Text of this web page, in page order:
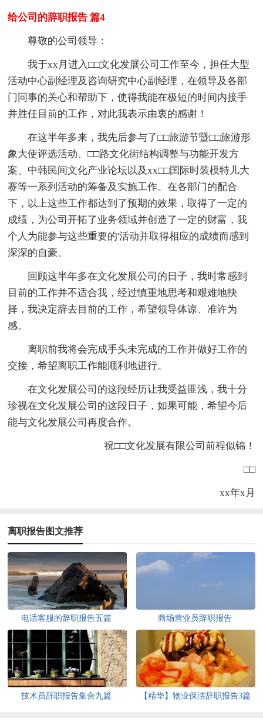
给公司的辞职报告 篇4
尊敬的公司领导：
我于xx月进入□□文化发展公司工作至今，担任大型
活动中心副经理及咨询研究中心副经理，在领导及各部
门同事的关心和帮助下，使得我能在极短的时间内接手
并胜任目前的工作，对此我表示由衷的感谢！
在这半年多来，我先后参与了□□旅游节暨□□旅游形
象大使评选活动、□□路文化街结构调整与功能开发方
案、中韩民间文化产业论坛以及xx□□国际时装模特儿大
赛等一系列活动的筹备及实施工作。在各部门的配合
下，以上这些工作都达到了预期的效果，取得了一定的
成绩，为公司开拓了业务领域并创造了一定的财富，我
个人为能参与这些重要的'活动并取得相应的成绩而感到
深深的自豪。
回顾这半年多在文化发展公司的日子，我时常感到
目前的工作并不适合我，经过慎重地思考和艰难地抉
择，我决定辞去目前的工作，希望领导体谅、准许为
感。
离职前我将会完成手头未完成的工作并做好工作的
交接，希望离职工作能顺利地进行。
在文化发展公司的这段经历让我受益匪浅，我十分
珍视在文化发展公司的这段日子，如果可能，希望今后
能与文化发展公司再度合作。
祝□□文化发展有限公司前程似锦！
□□
xx年x月
离职报告图文推荐
电话客服的辞职报告五篇 商场营业员辞职报告
技术员辞职报告集合九篇 【精华】物业保洁辞职报告3篇